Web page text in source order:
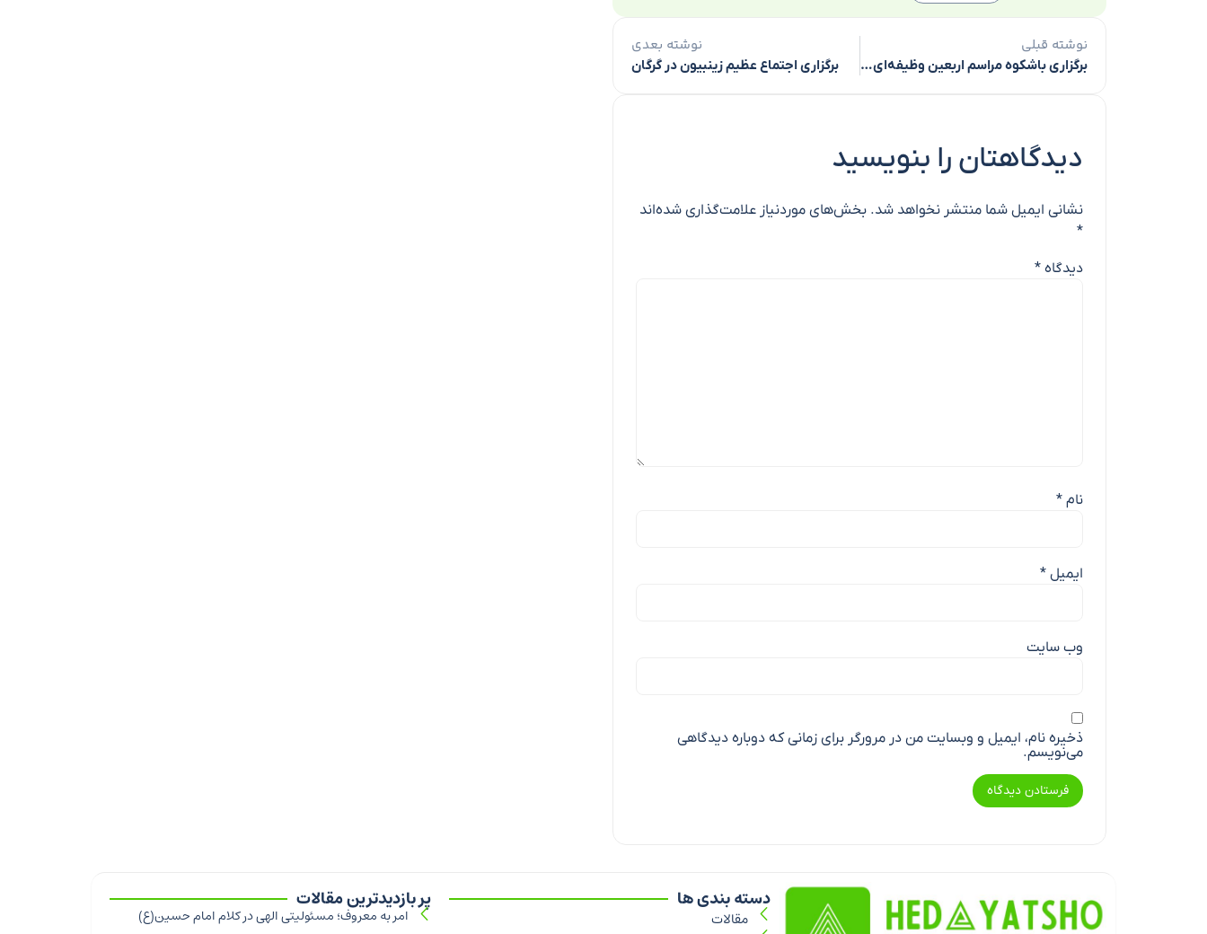
نوشته قبلی
برگزاری باشکوه مراسم اربعین وظیفه‌ای ملی و دینی است
نوشته بعدی
برگزاری اجتماع عظیم زینبیون در گرگان
دیدگاهتان را بنویسید
نشانی ایمیل شما منتشر نخواهد شد. بخش‌های موردنیاز علامت‌گذاری شده‌اند
*
دیدگاه *
نام *
ایمیل *
وب‌ سایت
ذخیره نام، ایمیل و وبسایت من در مرورگر برای زمانی که دوباره دیدگاهی
می‌نویسم.
پر بازدیدترین مقالات
امر به معروف؛ مسئولیتی الهی در کلام امام حسین(ع)
دسته بندی ها
مقالات